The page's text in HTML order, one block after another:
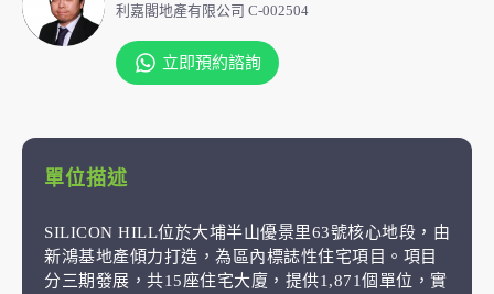
利嘉閣地產有限公司 C-002504
立即預約諮詢
單位描述
SILICON HILL位於大埔半山優景里63號核心地段，由
新鴻基地產傾力打造，為區內標誌性住宅項目。項目
分三期發展，共15座住宅大廈，提供1,871個單位，實